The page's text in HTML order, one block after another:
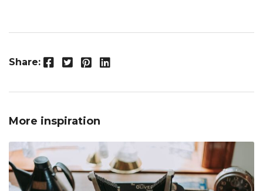
Share: Facebook Twitter Pinterest LinkedIn
More inspiration